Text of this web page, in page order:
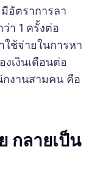
อัตราการลา
า 1 ครั้งต่อ
ใช้จ่ายในการหา
เงินเดือนต่อ
กงานสามคน คือ
กลายเป็น